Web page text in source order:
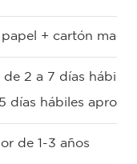
papel + cartón
de 2 a 7 días
días hábiles
de 1-3 años